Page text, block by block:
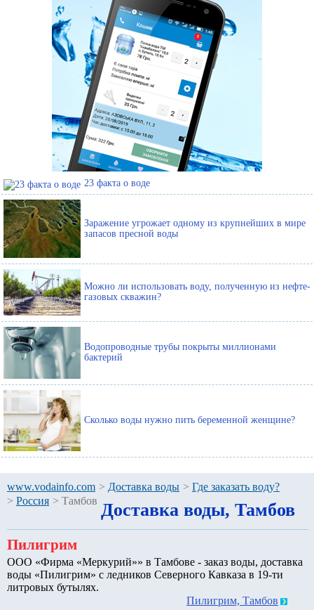
23 факта о воде
Заражение угрожает одному из крупнейших в мире
запасов пресной воды
Можно ли использовать воду, полученную из нефте-
газовых скважин?
Водопроводные трубы покрыты миллионами
бактерий
Сколько воды нужно пить беременной женщине?
www.vodainfo.com > Доставка воды > Где заказать воду?
> Россия > Тамбов Доставка воды, Тамбов
Пилигрим
ООО «Фирма «Меркурий»» в Тамбове - заказ воды, доставка
воды «Пилигрим» с ледников Северного Кавказа в 19-ти
литровых бутылях.
Пилигрим, Тамбов